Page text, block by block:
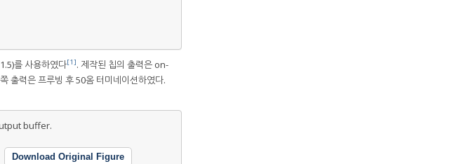
를 사용하였다[1]. 제작된 칩의 출력은 on-
출력은 프루빙 후 50옴 터미네이션하였다.
buffer.
Download Original Figure